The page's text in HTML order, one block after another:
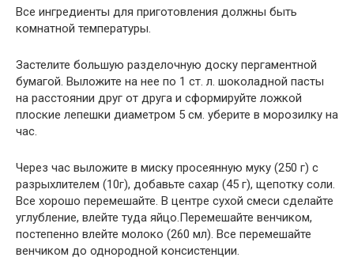
Все ингредиенты для приготовления должны быть
комнатной температуры.
Застелите большую разделочную доску пергаментной
бумагой. Выложите на нее по 1 ст. л. шоколадной пасты
на расстоянии друг от друга и сформируйте ложкой
плоские лепешки диаметром 5 см. уберите в морозилку на
час.
Через час выложите в миску просеянную муку (250 г) с
разрыхлителем (10г), добавьте сахар (45 г), щепотку соли.
Все хорошо перемешайте. В центре сухой смеси сделайте
углубление, влейте туда яйцо.Перемешайте венчиком,
постепенно влейте молоко (260 мл). Все перемешайте
венчиком до однородной консистенции.